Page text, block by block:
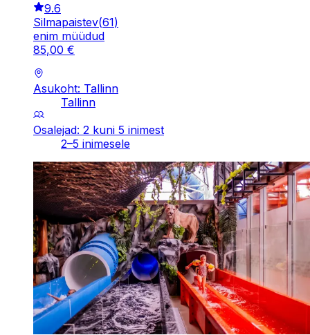
9.6
Silmapaistev(61)
enim müüdud
85,00 €
Asukoht: Tallinn
Tallinn
Osalejad: 2 kuni 5 inimest
2–5 inimesele